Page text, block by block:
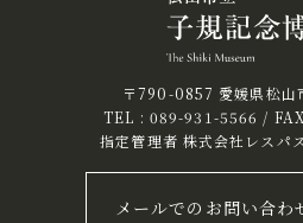
〒790-0857 愛媛県松山
TEL : 089-931-5566 /
指定管理者 株式会社レスパ
メールでのお問い合わ